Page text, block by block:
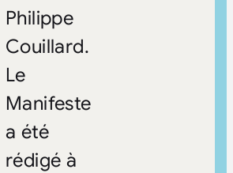
Philippe
Couillard.
Le
Manifeste
a été
rédigé à